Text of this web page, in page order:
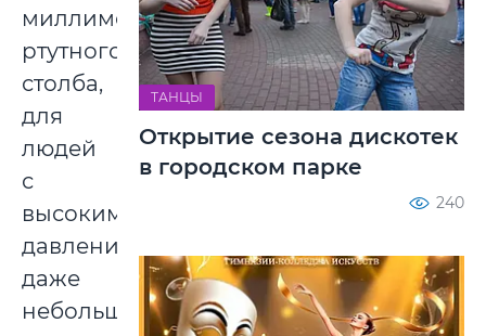
миллиметров
ртутного
столба,
для
людей
с
высоким
давлением
даже
небольшое
ТАНЦЫ
Открытие сезона дискотек
в городском парке
240